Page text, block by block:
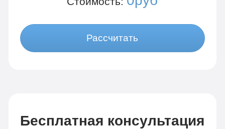
Рассчитать
Бесплатная консультация